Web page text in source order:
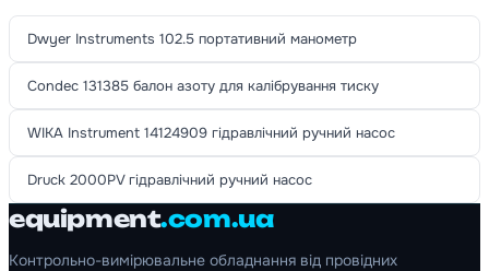
Dwyer Instruments 102.5 портативний манометр
Condec 131385 балон азоту для калібрування тиску
WIKA Instrument 14124909 гідравлічний ручний насос
Druck 2000PV гідравлічний ручний насос
equipment.com.ua
Контрольно-вимірювальне обладнання від провідних